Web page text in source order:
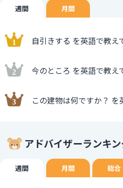
週間 月間
自引きする を英語で教え
今のところ を英語で教え
この建物は何ですか？ を
アドバイザーランキ
週間 月間 総合